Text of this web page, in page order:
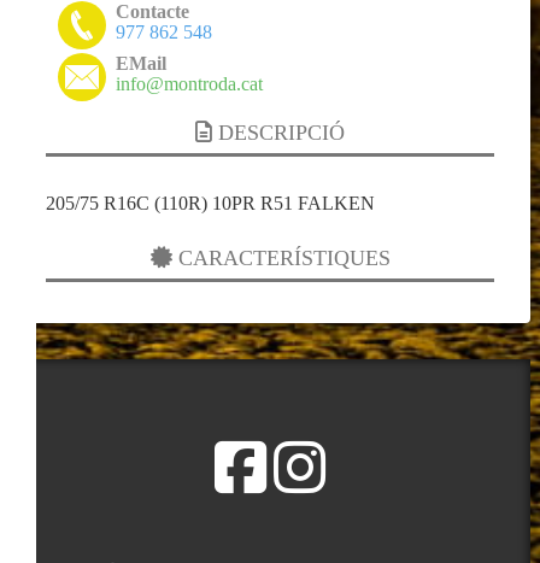
Contacte
977 862 548
EMail
info@montroda.cat
DESCRIPCIÓ
205/75 R16C (110R) 10PR R51 FALKEN
CARACTERÍSTIQUES